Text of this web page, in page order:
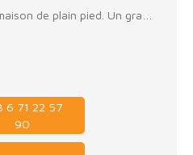
Accès possibleà la maison de plain pied. Un grand grenier avec accès de l'éxtérieur de la maison. Possibilité de faire un potager avec
6 71 22 57
90